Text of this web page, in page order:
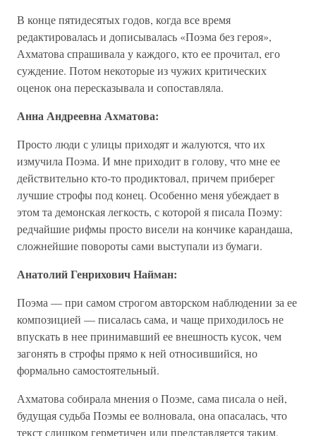
В конце пятидесятых годов, когда все время
редактировалась и дописывалась «Поэма без героя»,
Ахматова спрашивала у каждого, кто ее прочитал, его
суждение. Потом некоторые из чужих критических
оценок она пересказывала и сопоставляла.
Анна Андреевна Ахматова:
Просто люди с улицы приходят и жалуются, что их
измучила Поэма. И мне приходит в голову, что мне ее
действительно кто-то продиктовал, причем приберег
лучшие строфы под конец. Особенно меня убеждает в
этом та демонская легкость, с которой я писала Поэму:
редчайшие рифмы просто висели на кончике карандаша,
сложнейшие повороты сами выступали из бумаги.
Анатолий Генрихович Найман:
Поэма — при самом строгом авторском наблюдении за ее
композицией — писалась сама, и чаще приходилось не
впускать в нее принимавший ее внешность кусок, чем
загонять в строфы прямо к ней относившийся, но
формально самостоятельный.
Ахматова собирала мнения о Поэме, сама писала о ней,
будущая судьба Поэмы ее волновала, она опасалась, что
текст слишком герметичен или представляется таким.